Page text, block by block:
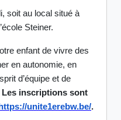
soit au local situé à
Steiner.
enfant de vivre des
en autonomie, en
d’équipe et de
Les inscriptions sont
https://unite1erebw.be/.